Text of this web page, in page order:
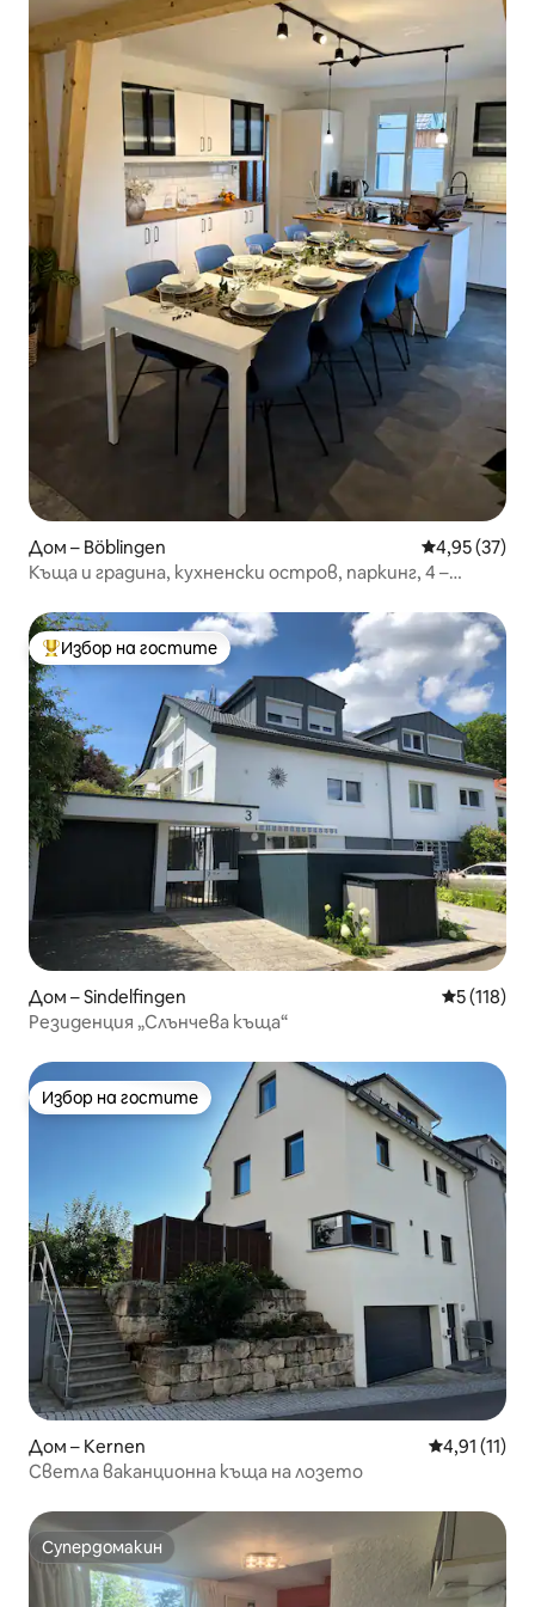
Дом – Böblingen Средна
4,95 (37)
Къща и градина, кухненски остров, паркинг, 4 –
Най-популярен избор на гостите
Избор на гостите
Дом – Sindelfingen Средна
5 (118)
Резиденция „Слънчева къща“
Избор на гостите
Избор на гостите
Дом – Kernen Средна
4,91 (11)
Светла ваканционна къща на лозето
Супердомакин
Супердомакин